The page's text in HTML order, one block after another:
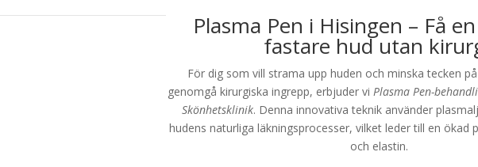
Plasma Pen i Hisingen – Få
fastare hud utan
För dig som vill strama upp huden och minska tecken
genomgå kirurgiska ingrepp, erbjuder viPlasma Pen-
Skönhetsklinik. Denna innovativa teknik använder
hudens naturliga läkningsprocesser, vilket leder till en ökad
och elastin.